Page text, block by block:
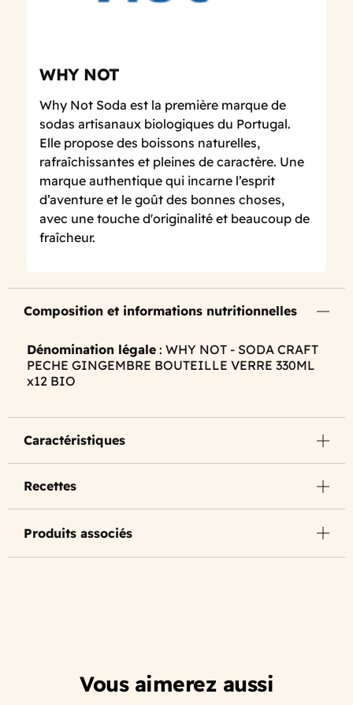
WHY NOT
Why Not Soda est la première marque de
sodas artisanaux biologiques du Portugal.
Elle propose des boissons naturelles,
rafraîchissantes et pleines de caractère. Une
marque authentique qui incarne l’esprit
d’aventure et le goût des bonnes choses,
avec une touche d'originalité et beaucoup de
fraîcheur.
Composition et informations nutritionnelles
Dénomination légale : WHY NOT - SODA CRAFT
PECHE GINGEMBRE BOUTEILLE VERRE 330ML
x12 BIO
Caractéristiques
Recettes
Produits associés
Vous aimerez aussi